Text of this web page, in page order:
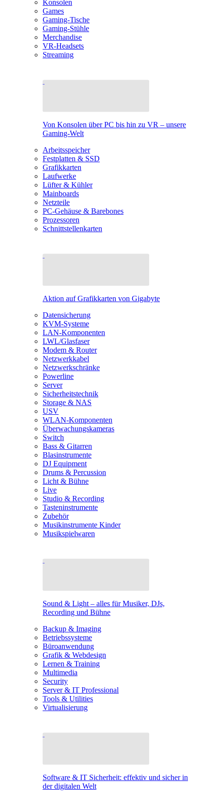
Konsolen
Games
Gaming-Tische
Gaming-Stühle
Merchandise
VR-Headsets
Streaming
Von Konsolen über PC bis hin zu VR – unsere
Gaming-Welt
Arbeitsspeicher
Festplatten & SSD
Grafikkarten
Laufwerke
Lüfter & Kühler
Mainboards
Netzteile
PC-Gehäuse & Barebones
Prozessoren
Schnittstellenkarten
Aktion auf Grafikkarten von Gigabyte
Datensicherung
KVM-Systeme
LAN-Komponenten
LWL/Glasfaser
Modem & Router
Netzwerkkabel
Netzwerkschränke
Powerline
Server
Sicherheitstechnik
Storage & NAS
USV
WLAN-Komponenten
Überwachungskameras
Switch
Bass & Gitarren
Blasinstrumente
DJ Equipment
Drums & Percussion
Licht & Bühne
Live
Studio & Recording
Tasteninstrumente
Zubehör
Musikinstrumente Kinder
Musikspielwaren
Sound & Light – alles für Musiker, DJs,
Recording und Bühne
Backup & Imaging
Betriebssysteme
Büroanwendung
Grafik & Webdesign
Lernen & Training
Multimedia
Security
Server & IT Professional
Tools & Utilities
Virtualisierung
Software & IT Sicherheit: effektiv und sicher in
der digitalen Welt